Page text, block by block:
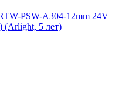
PSW-A304-12mm 24V
(Arlight, 5 лет)